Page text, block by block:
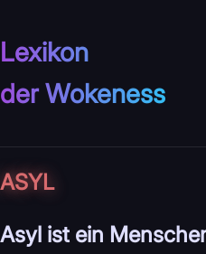
Lexikon
der Wokeness
ASYL
Asyl ist ein